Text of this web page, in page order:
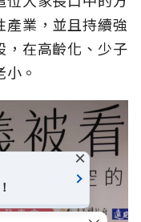
業，並且持續強
，在高齡化、少子
。
×